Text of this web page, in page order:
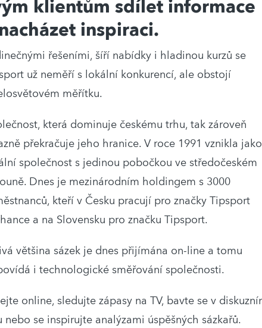
klientům sdílet informace
inspiraci.
řešeními, šíří nabídky i hladinou kurzů se
už neměří s lokální konkurencí, ale obstojí
měřítku.
která dominuje českému trhu, tak zároveň
překračuje jeho hranice. V roce 1991 vznikla jako
společnost s jedinou pobočkou ve středočeském
Dnes je mezinárodním holdingem s 3000
kteří v Česku pracují pro značky Tipsport
a na Slovensku pro značku Tipsport.
většina sázek je dnes přijímána on-line a tomu
i technologické směřování společnosti.
online, sledujte zápasy na TV, bavte se v
nebo se inspirujte analýzami úspěšných sázkařů.